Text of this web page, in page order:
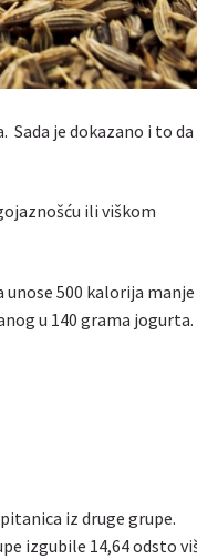
Sada je dokazano i to da
ili viškom
500 kalorija manje
u 140 grama jogurta.
iz druge grupe.
izgubile 14,64 odsto